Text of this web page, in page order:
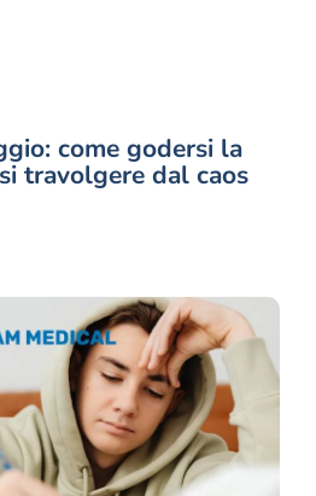
come godersi la
travolgere dal caos